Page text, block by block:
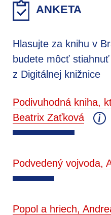
ANKETA
Hlasujte za knihu v
budete môcť
z Digitálnej knižnice
Podivuhodná kniha,
Beatrix Zaťková
Podvedený vojvoda,
Popol a hriech,